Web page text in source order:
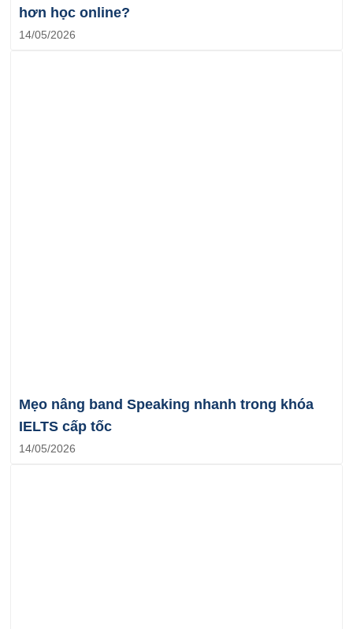
hơn học online?
14/05/2026
Mẹo nâng band Speaking nhanh trong khóa
IELTS cấp tốc
14/05/2026